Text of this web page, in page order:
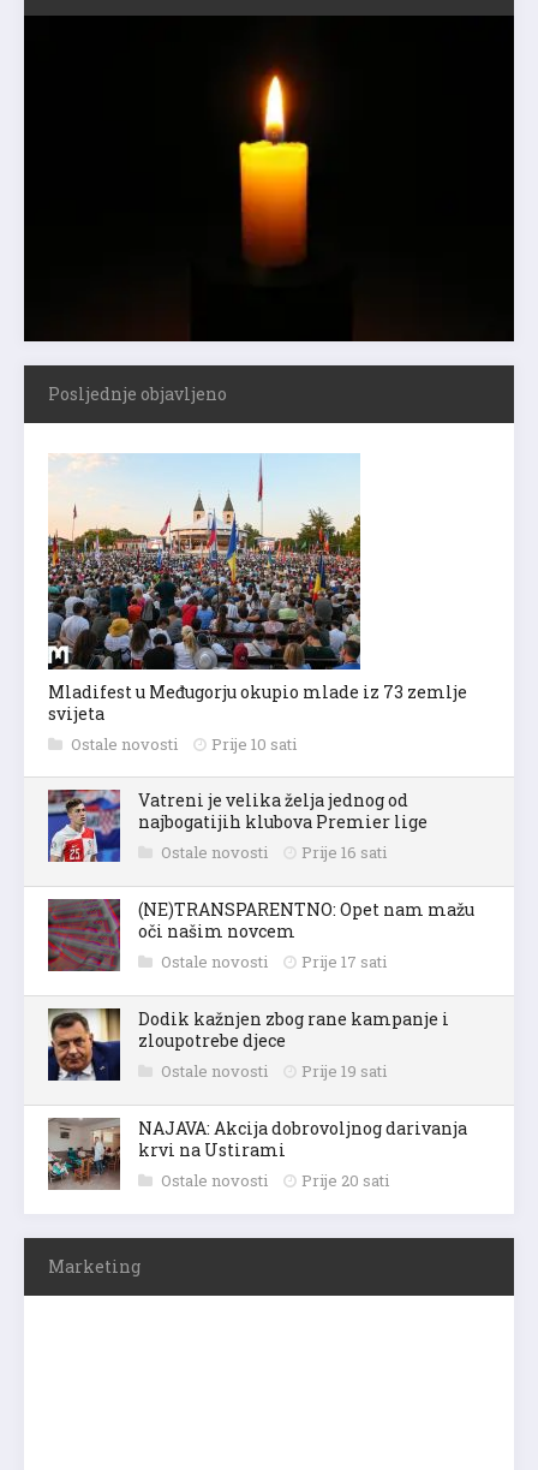
Posljednje objavljeno
Mladifest u Međugorju okupio mlade iz 73 zemlje
svijeta
Ostale novosti Prije 10 sati
Vatreni je velika želja jednog od
najbogatijih klubova Premier lige
Ostale novosti Prije 16 sati
(NE)TRANSPARENTNO: Opet nam mažu
oči našim novcem
Ostale novosti Prije 17 sati
Dodik kažnjen zbog rane kampanje i
zloupotrebe djece
Ostale novosti Prije 19 sati
NAJAVA: Akcija dobrovoljnog darivanja
krvi na Ustirami
Ostale novosti Prije 20 sati
Marketing